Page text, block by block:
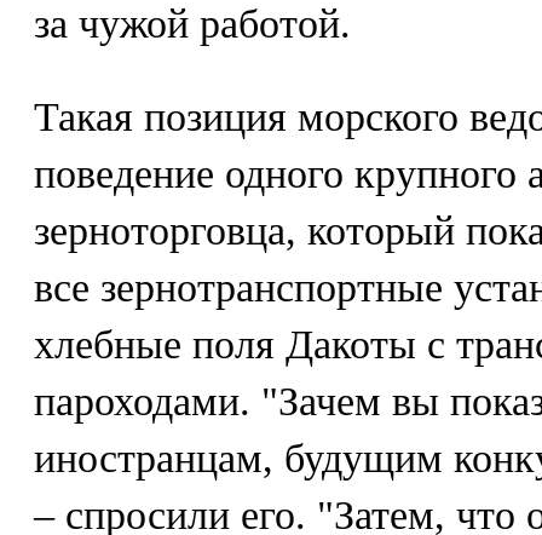
за чужой работой.
Такая позиция морского
поведение одного крупного
зерноторговца, который
все зернотранспортные
хлебные поля Дакоты с
пароходами. "Зачем вы
иностранцам, будущим
– спросили его. "Затем, что